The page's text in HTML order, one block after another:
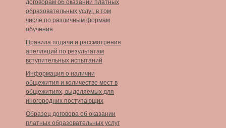
договорам об оказании платных
образовательных услуг, в том
числе по различным формам
обучения
Правила подачи и рассмотрения
апелляций по результатам
вступительных испытаний
Информация о наличии
общежития и количестве мест в
общежитиях, выделяемых для
иногородних поступающих
Образец договора об оказании
платных образовательных услуг